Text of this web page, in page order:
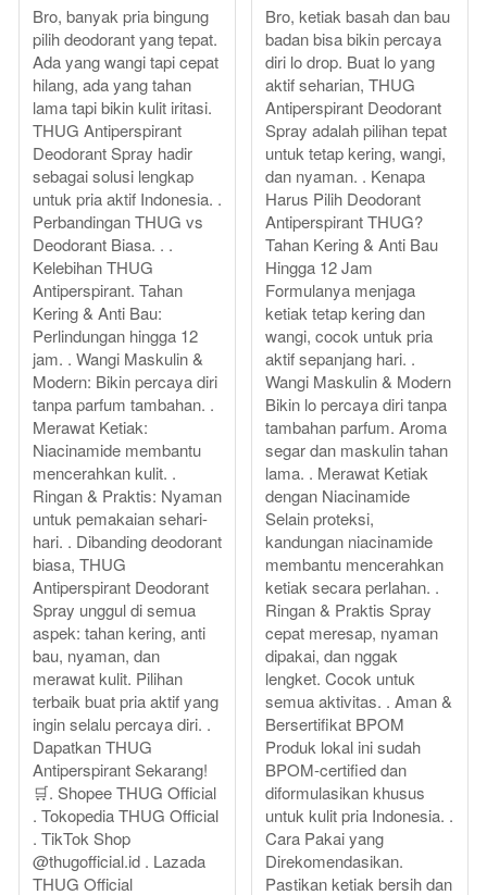
Bro, banyak pria bingung
pilih deodorant yang tepat.
Ada yang wangi tapi cepat
hilang, ada yang tahan
lama tapi bikin kulit iritasi.
THUG Antiperspirant
Deodorant Spray hadir
sebagai solusi lengkap
untuk pria aktif Indonesia. .
Perbandingan THUG vs
Deodorant Biasa. . .
Kelebihan THUG
Antiperspirant. Tahan
Kering & Anti Bau:
Perlindungan hingga 12
jam. . Wangi Maskulin &
Modern: Bikin percaya diri
tanpa parfum tambahan. .
Merawat Ketiak:
Niacinamide membantu
mencerahkan kulit. .
Ringan & Praktis: Nyaman
untuk pemakaian sehari-
hari. . Dibanding deodorant
biasa, THUG
Antiperspirant Deodorant
Spray unggul di semua
aspek: tahan kering, anti
bau, nyaman, dan
merawat kulit. Pilihan
terbaik buat pria aktif yang
ingin selalu percaya diri. .
Dapatkan THUG
Antiperspirant Sekarang!
🛒. Shopee THUG Official
. Tokopedia THUG Official
. TikTok Shop
@thugofficial.id . Lazada
THUG Official
Bro, ketiak basah dan bau
badan bisa bikin percaya
diri lo drop. Buat lo yang
aktif seharian, THUG
Antiperspirant Deodorant
Spray adalah pilihan tepat
untuk tetap kering, wangi,
dan nyaman. . Kenapa
Harus Pilih Deodorant
Antiperspirant THUG?
Tahan Kering & Anti Bau
Hingga 12 Jam
Formulanya menjaga
ketiak tetap kering dan
wangi, cocok untuk pria
aktif sepanjang hari. .
Wangi Maskulin & Modern
Bikin lo percaya diri tanpa
tambahan parfum. Aroma
segar dan maskulin tahan
lama. . Merawat Ketiak
dengan Niacinamide
Selain proteksi,
kandungan niacinamide
membantu mencerahkan
ketiak secara perlahan. .
Ringan & Praktis Spray
cepat meresap, nyaman
dipakai, dan nggak
lengket. Cocok untuk
semua aktivitas. . Aman &
Bersertifikat BPOM
Produk lokal ini sudah
BPOM-certified dan
diformulasikan khusus
untuk kulit pria Indonesia. .
Cara Pakai yang
Direkomendasikan.
Pastikan ketiak bersih dan